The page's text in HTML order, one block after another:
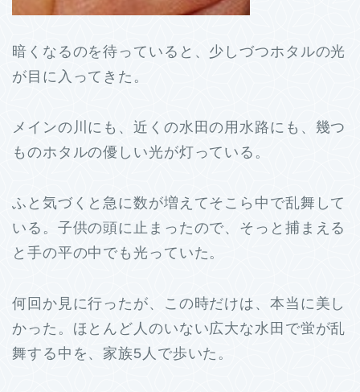
暗くなるのを待っていると、少しづつホタルの光
が目に入ってきた。
メインの川にも、近くの水田の用水路にも、幾つ
ものホタルの優しい光が灯っている。
ふと気づくと急に数が増えてそこら中で乱舞して
いる。子供の頭に止まったので、そっと捕まえる
と手の平の中でも光っていた。
何回か見に行ったが、この時だけは、本当に美し
かった。ほとんど人のいない広大な水田で蛍が乱
舞する中を、家族5人で歩いた。